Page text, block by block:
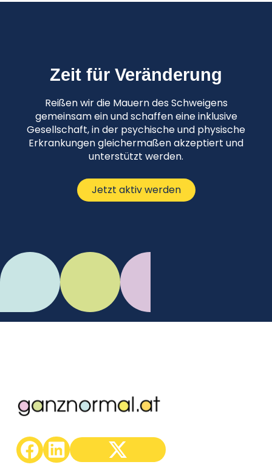
Zeit für Veränderung
Reißen wir die Mauern des Schweigens
gemeinsam ein und schaffen eine inklusive
Gesellschaft, in der psychische und physische
Erkrankungen gleichermaßen akzeptiert und
unterstützt werden.
Jetzt aktiv werden